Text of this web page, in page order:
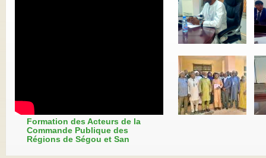
Formation des Acteurs de la
Commande Publique des
Régions de Ségou et San